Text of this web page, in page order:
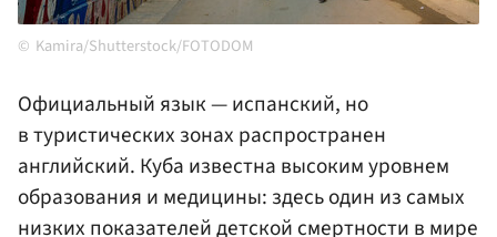
Kamira/Shutterstock/FOTODOM
Официальный язык — испанский, но
в туристических зонах распространен
английский. Куба известна высоким уровнем
образования и медицины: здесь один из самых
низких показателей детской смертности в мире